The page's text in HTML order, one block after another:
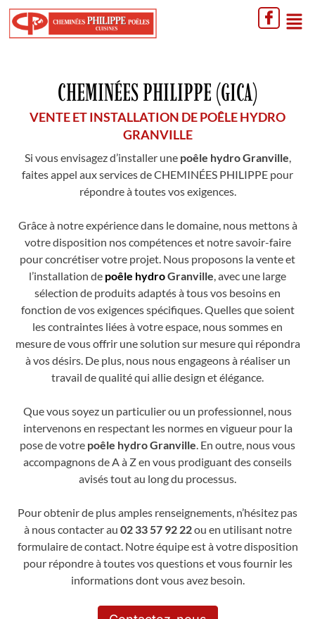
CHEMINÉES PHILIPPE (GICA)
VENTE ET INSTALLATION DE POÊLE HYDRO
GRANVILLE
Si vous envisagez d’installer une poêle hydro Granville
faites appel aux services de CHEMINÉES PHILIPPE pour
répondre à toutes vos exigences.
Grâce à notre expérience dans le domaine, nous mettons à
votre disposition nos compétences et notre savoir-faire
pour concrétiser votre projet. Nous proposons la vente et
l’installation de poêle hydroGranville , avec une large
sélection de produits adaptés à tous vos besoins en
fonction de vos exigences spécifiques. Quelles que soient
les contraintes liées à votre espace, nous sommes en
mesure de vous offrir une solution sur mesure qui répondra
à vos désirs. De plus, nous nous engageons à réaliser un
travail de qualité qui allie design et élégance.
Que vous soyez un particulier ou un professionnel, nous
intervenons en respectant les normes en vigueur pour la
pose de votre poêle hydro Granville . En outre, nous vous
accompagnons de A à Z en vous prodiguant des conseils
avisés tout au long du processus.
Pour obtenir de plus amples renseignements, n’hésitez pas
à nous contacter au 02 33 57 92 22ou en utilisant notre
formulaire de contact. Notre équipe est à votre disposition
pour répondre à toutes vos questions et vous fournir les
informations dont vous avez besoin.